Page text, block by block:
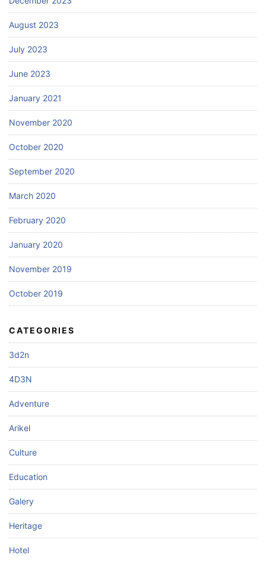
August 2023
July 2023
June 2023
January 2021
November 2020
October 2020
September 2020
March 2020
February 2020
January 2020
November 2019
October 2019
CATEGORIES
3d2n
4D3N
Adventure
Arikel
Culture
Education
Galery
Heritage
Hotel